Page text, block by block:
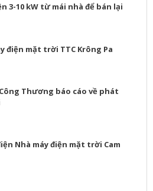
3-10 kW từ mái nhà để bán lại
điện mặt trời TTC Krông Pa
Thương báo cáo về phát
Nhà máy điện mặt trời Cam